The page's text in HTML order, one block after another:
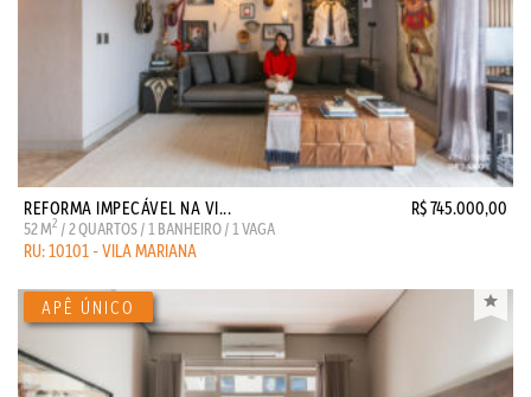
REFORMA IMPECÁVEL NA VI... R$ 745.000,00
52 M2 / 2 QUARTOS / 1 BANHEIRO / 1 VAGA
RU: 10101 - VILA MARIANA